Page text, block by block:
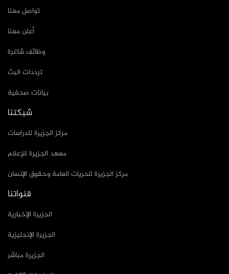
تواصل معنا
أعلن معنا
وظائف شاغرة
ترددات البث
بيانات صحفية
شبكتنا
مركز الجزيرة للدراسات
معهد الجزيرة للإعلام
مركز الجزيرة للحريات العامة وحقوق الإنسان
قنواتنا
الجزيرة الإخبارية
الجزيرة الإنجليزية
الجزيرة مباشر